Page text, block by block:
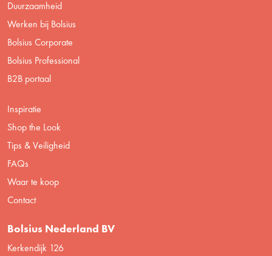
Duurzaamheid
Werken bij Bolsius
Bolsius Corporate
Bolsius Professional
B2B portaal
Inspiratie
Shop the Look
Tips & Veiligheid
FAQs
Waar te koop
Contact
Bolsius Nederland BV
Kerkendijk 126